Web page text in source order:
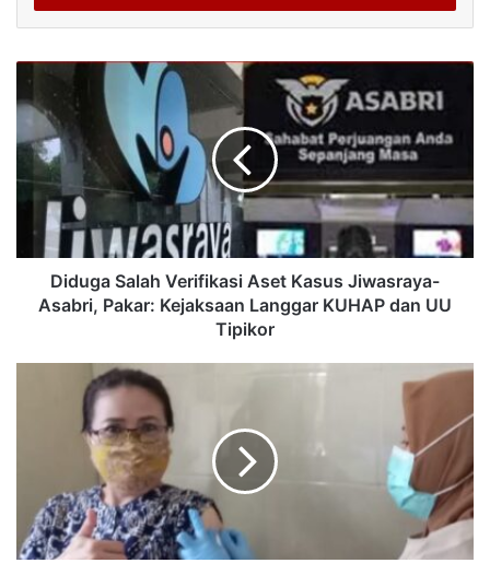
Diduga Salah Verifikasi Aset Kasus Jiwasraya-
Asabri, Pakar: Kejaksaan Langgar KUHAP dan UU
Tipikor